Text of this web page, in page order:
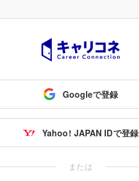
Googleで登録
Yahoo! JAPAN IDで登録
または